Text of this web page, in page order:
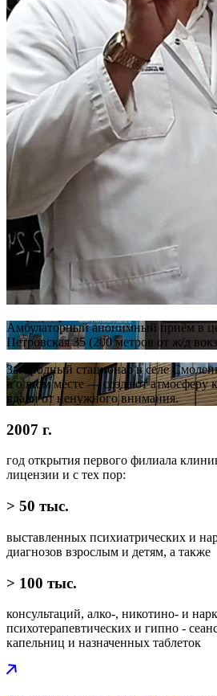
Амбулаторный анонимный приём в
Петровская 35 (200 метров от ж/д
Загородный стационар в селе
в одном месте — создают атмосферу
вдали от ненужного внимания.
2007 г.
год открытия первого филиала
лицензии и с тех пор:
> 50 тыс.
выставленных психиатрических и
диагнозов взрослым и детям, а также
> 100 тыс.
консультаций, алко-, никотино- и
психотерапевтических и гипно -
капельниц и назначенных таблеток